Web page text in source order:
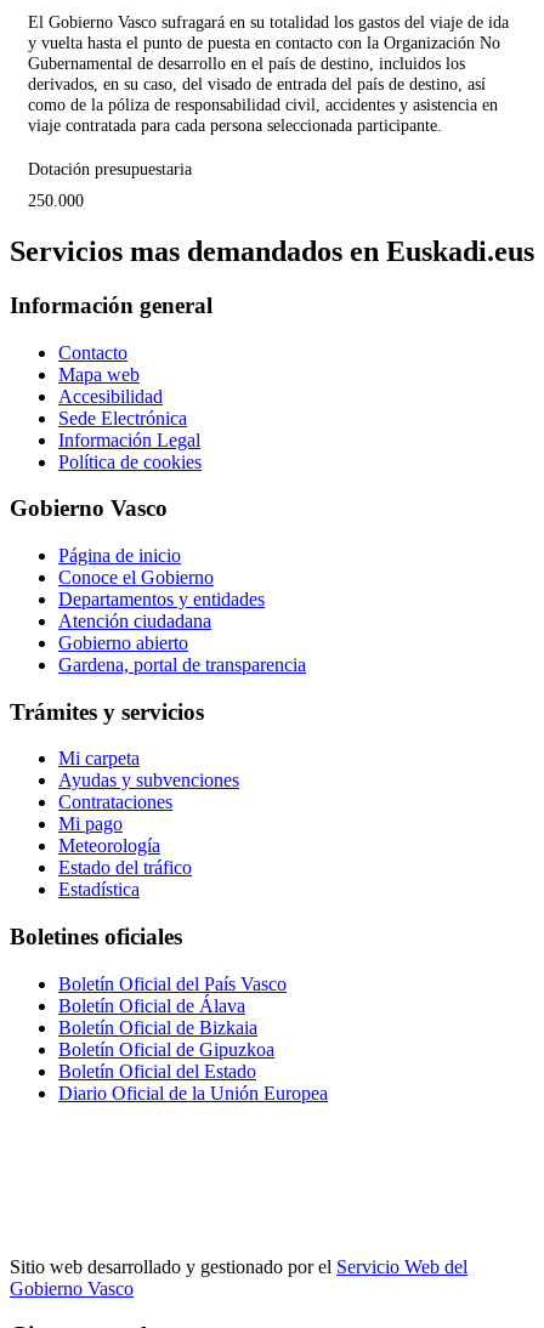
El Gobierno Vasco sufragará en su totalidad los gastos del viaje de ida
y vuelta hasta el punto de puesta en contacto con la Organización No
Gubernamental de desarrollo en el país de destino, incluidos los
derivados, en su caso, del visado de entrada del país de destino, así
como de la póliza de responsabilidad civil, accidentes y asistencia en
viaje contratada para cada persona seleccionada participante.
Dotación presupuestaria
250.000
Servicios mas demandados en Euskadi.eus
Información general
Contacto
Mapa web
Accesibilidad
Sede Electrónica
Información Legal
Política de cookies
Gobierno Vasco
Página de inicio
Conoce el Gobierno
Departamentos y entidades
Atención ciudadana
Gobierno abierto
Gardena, portal de transparencia
Trámites y servicios
Mi carpeta
Ayudas y subvenciones
Contrataciones
Mi pago
Meteorología
Estado del tráfico
Estadística
Boletines oficiales
Boletín Oficial del País Vasco
Boletín Oficial de Álava
Boletín Oficial de Bizkaia
Boletín Oficial de Gipuzkoa
Boletín Oficial del Estado
Diario Oficial de la Unión Europea
Sitio web desarrollado y gestionado por el Servicio Web del
Gobierno Vasco